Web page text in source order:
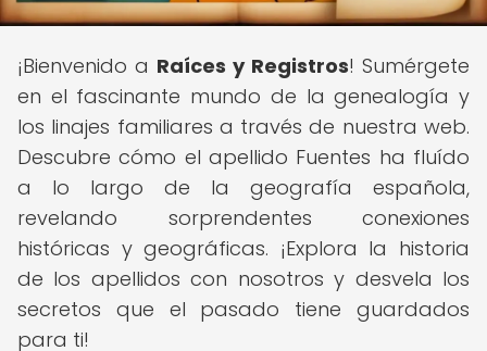
¡Bienvenido a Raíces y Registros! Sumérgete
en el fascinante mundo de la genealogía y
los linajes familiares a través de nuestra web.
Descubre cómo el apellido Fuentes ha fluído
a lo largo de la geografía española,
revelando sorprendentes conexiones
históricas y geográficas. ¡Explora la historia
de los apellidos con nosotros y desvela los
secretos que el pasado tiene guardados
para ti!